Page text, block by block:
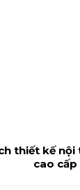
thiết kế
cao cấp